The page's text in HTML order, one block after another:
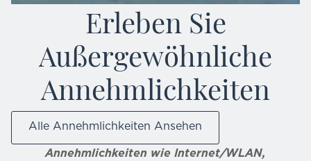
Erleben Sie
Außergewöhnliche
Annehmlichkeiten
Alle Annehmlichkeiten Ansehen
Annehmlichkeiten wie Internet/WLAN,